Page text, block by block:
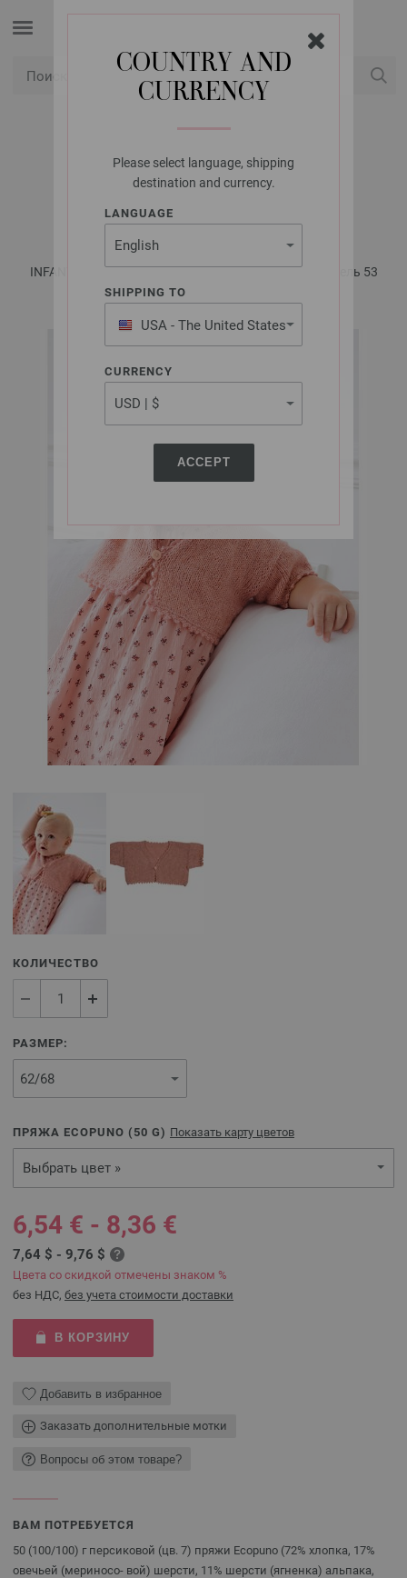
COUNTRY AND
CURRENCY
Please select language, shipping
destination and currency.
LANGUAGE
SHIPPING TO
USA - The United States
of America
CURRENCY
ACCEPT
LANA GROSSA
ЖАКЕТ ECOPUNO
INFANTI No. 18 - инструкции на русском языке | Модель 53
КОЛИЧЕСТВО
РАЗМЕР:
ПРЯЖА ECOPUNO ( 50 G) Показать карту цветов
Выбрать цвет »
6,54 € - 8,36 €
7,64 $ - 9,76 $
Цвета со скидкой отмечены знаком %
без НДС, без учета стоимости доставки
В КОРЗИНУ
Добавить в избранное
Заказать дополнительные мотки
Вопросы об этом товаре?
ВАМ ПОТРЕБУЕТСЯ
50 (100/100) г персиковой (цв. 7) пряжи Ecopuno (72% хлопка, 17%
овечьей (мериносо- вой) шерсти, 11% шерсти (ягненка) альпака,